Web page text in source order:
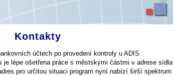
Kontakty
účtech po provedení kontroly u ADIS
je lépe ošetřena práce s městskými částmi v adrese sídla
pro určitou situaci program nyní nabízí širší spektrum